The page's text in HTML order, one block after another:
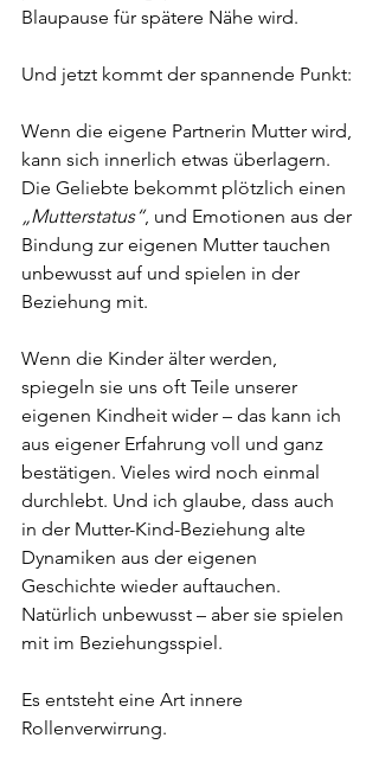
Blaupause für spätere Nähe wird.
Und jetzt kommt der spannende Punkt:
Wenn die eigene Partnerin Mutter wird,
kann sich innerlich etwas überlagern.
Die Geliebte bekommt plötzlich einen
„Mutterstatus“, und Emotionen aus der
Bindung zur eigenen Mutter tauchen
unbewusst auf und spielen in der
Beziehung mit.
Wenn die Kinder älter werden,
spiegeln sie uns oft Teile unserer
eigenen Kindheit wider – das kann ich
aus eigener Erfahrung voll und ganz
bestätigen. Vieles wird noch einmal
durchlebt. Und ich glaube, dass auch
in der Mutter-Kind-Beziehung alte
Dynamiken aus der eigenen
Geschichte wieder auftauchen.
Natürlich unbewusst – aber sie spielen
mit im Beziehungsspiel.
Es entsteht eine Art innere
Rollenverwirrung.